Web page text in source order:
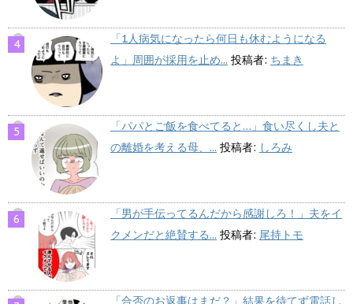
「1人病気になったら何日も休むようになる
よ」周囲が採用を止め... 投稿者: ちまき
「パパとご飯を食べてると…」食い尽くし夫と
の離婚を考える母、... 投稿者: しろみ
「男が手伝ってるんだから感謝しろ！」夫をイ
クメンだと絶賛する... 投稿者: 尾持トモ
「合否のお返事はまだ？」結果を待てず電話し